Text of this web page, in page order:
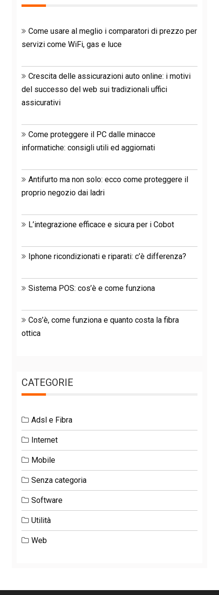
Come usare al meglio i comparatori di prezzo per
servizi come WiFi, gas e luce
Crescita delle assicurazioni auto online: i motivi
del successo del web sui tradizionali uffici
assicurativi
Come proteggere il PC dalle minacce
informatiche: consigli utili ed aggiornati
Antifurto ma non solo: ecco come proteggere il
proprio negozio dai ladri
L’integrazione efficace e sicura per i Cobot
Iphone ricondizionati e riparati: c’è differenza?
Sistema POS: cos’è e come funziona
Cos’è, come funziona e quanto costa la fibra
ottica
CATEGORIE
Adsl e Fibra
Internet
Mobile
Senza categoria
Software
Utilità
Web